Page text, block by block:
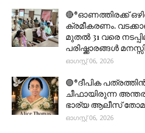
🔴*ഓണത്തിരക്ക്
ക്രമീകരണം.
മുതല്‍ 31 വരെ
പരിഷ്ക്കാരങ്ങൾ
ഓഗസ്റ്റ് 06, 2026
🟣*ദീപിക
ചീഫായിരുന്ന
ഭാര്യ ആലീസ്
ഓഗസ്റ്റ് 06, 2026